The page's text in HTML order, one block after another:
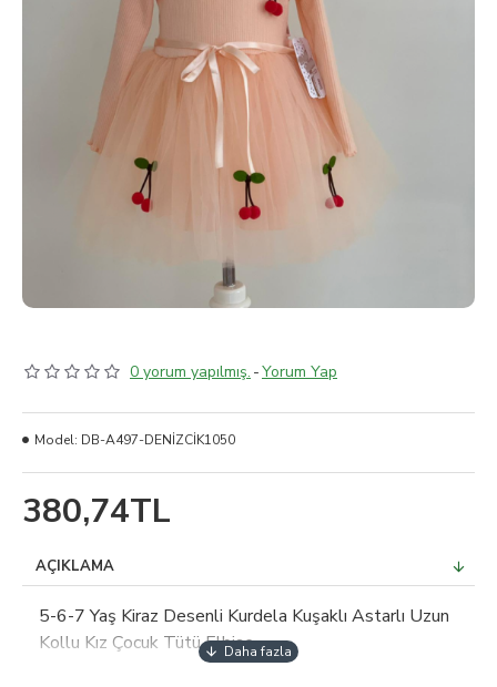
0 yorum yapılmış. -Yorum Yap
380,74TL
Model: DB-A497-DENİZCİK1050
AÇIKLAMA
5-6-7 Yaş Kiraz Desenli Kurdela Kuşaklı Astarlı Uzun
Kollu Kız Çocuk Tütü Elbise